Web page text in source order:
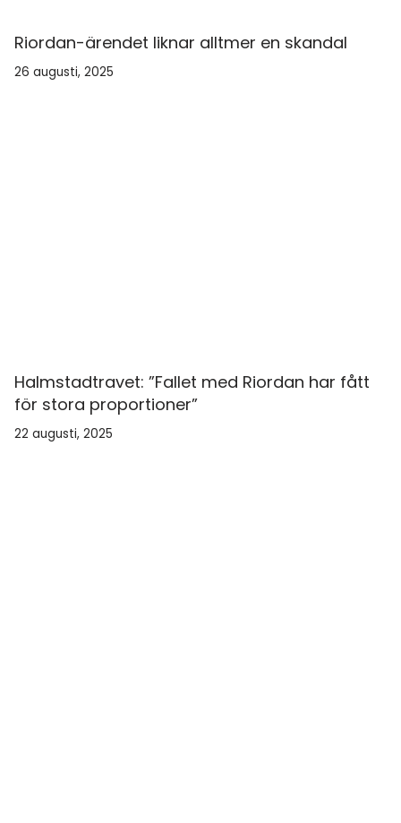
Riordan-ärendet liknar alltmer en skandal
26 augusti, 2025
Halmstadtravet: ”Fallet med Riordan har fått
för stora proportioner”
22 augusti, 2025